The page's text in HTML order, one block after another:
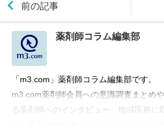
前の記事
薬剤師コラム編集部
「m3.com」薬剤師コラム編集部です。
m3.com薬剤師会員への意識調査まとめ
る薬剤師へのインタビュー、地域医療に
ど、薬剤師の仕事やキャリアに役立つ情